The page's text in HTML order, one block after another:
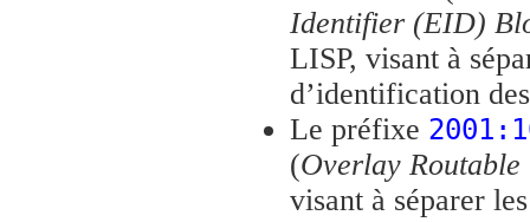
Identifier (EID)
LISP, visant à
d’identification
Le préfixe
(Overlay
visant à séparer